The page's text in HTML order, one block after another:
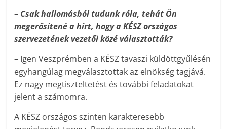
– Csak hallomásból tudunk róla, tehát Ön
megerősítené a hírt, hogy a KÉSZ országos
szervezetének vezetői közé választották?
– Igen Veszprémben a KÉSZ tavaszi küldöttgyűlésén
egyhangúlag megválasztottak az elnökség tagjává.
Ez nagy megtiszteltetést és további feladatokat
jelent a számomra.
A KÉSZ országos szinten karakteresebb